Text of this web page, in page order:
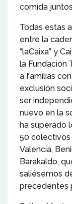
comida
Todas estas
entre la
“laCaixa” y
la Fundación
a familias
exclusión
ser
nuevo en la
ha superado
50 colectivos
Valencia,
Barakaldo,
saliésemos
precedentes